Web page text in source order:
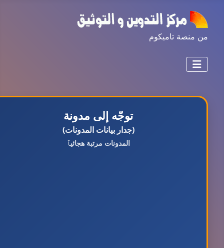
من منصة تاميكوم
توجّه إلى مدونة
(جدار بيانات المدونات)
المدونات مرتبة هجائيٱ